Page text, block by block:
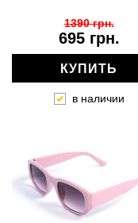
695 грн.
1390 грн.
КУПИТЬ
в наличии